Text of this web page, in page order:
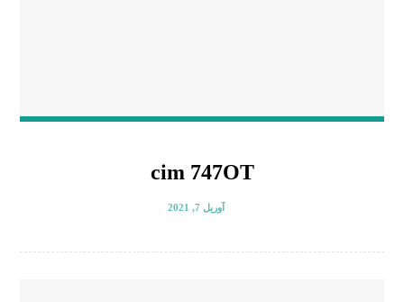
cim 747OT
آوریل 7, 2021